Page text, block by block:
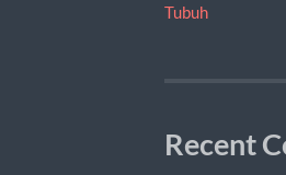
Tubuh
Recent